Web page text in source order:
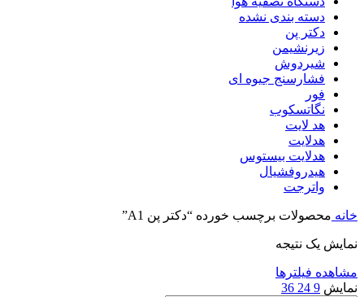
دسته بندی نشده
دکتر پن
زیرنشیمن
شیردوش
فشارسنج جیوه ای
فور
نگاتسکوب
هد لایت
هدلایت
هدلایت بیستوس
هیدروفشیال
واترجت
خانه محصولات برچسب خورده “دکتر پن A1”
نمایش یک نتیجه
مشاهده فیلترها
نمایش 9
24
36